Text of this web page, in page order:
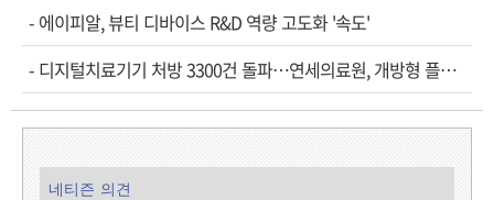
- 에이피알, 뷰티 디바이스 R&D 역량 고도화 '속도'
- 디지털치료기기 처방 3300건 돌파…연세의료원, 개방형 플랫폼 성과 공개
네티즌 의견